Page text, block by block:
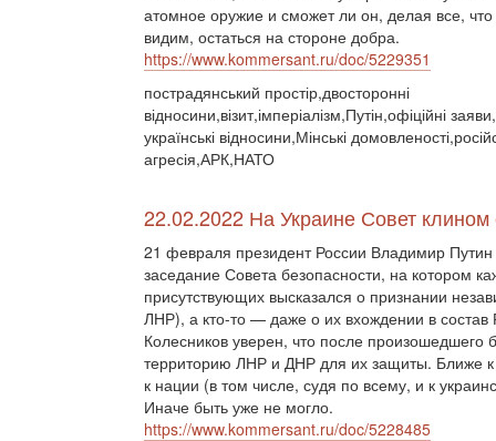
атомное оружие и сможет ли он, делая все,
видим, остаться на стороне добра.
https://www.kommersant.ru/doc/5229351
пострадянський простір,двосторонні
відносини,візит,імперіалізм,Путін,офіційні
українські відносини,Мінські
агресія,АРК,НАТО
22.02.2022 На Украине Совет
21 февраля президент России Владимир
заседание Совета безопасности, на котором
присутствующих высказался о признании
ЛНР), а кто-то — даже о их вхождении в
Колесников уверен, что после произошедшего
территорию ЛНР и ДНР для их защиты. Ближе
к нации (в том числе, судя по всему, и к
Иначе быть уже не могло.
https://www.kommersant.ru/doc/5228485